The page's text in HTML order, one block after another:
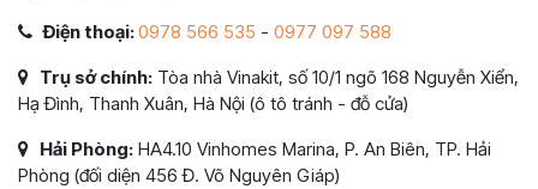
Điện thoại:0978 566 535 - 0977 097 588
Trụ sở chính: Tòa nhà Vinakit, số 10/1 ngõ 168 Nguyễn Xiển,
Hạ Đình, Thanh Xuân, Hà Nội (ô tô tránh - đỗ cửa)
Hải Phòng: HA4.10 Vinhomes Marina, P. An Biên, TP. Hải
Phòng (đối diện 456 Đ. Võ Nguyên Giáp)